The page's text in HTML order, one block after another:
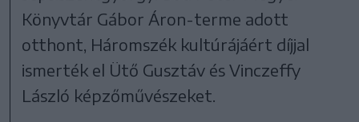
Könyvtár Gábor Áron-terme adott
otthont, Háromszék kultúrájáért díjjal
ismerték el Ütő Gusztáv és Vinczeffy
László képzőművészeket.